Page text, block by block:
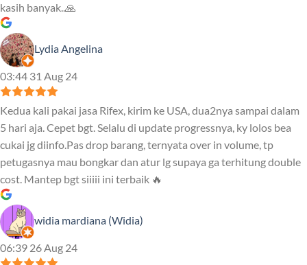
kasih banyak..🙏
Lydia Angelina
03:44 31 Aug 24
Kedua kali pakai jasa Rifex, kirim ke USA, dua2nya sampai dalam
5 hari aja. Cepet bgt. Selalu di update progressnya, ky lolos bea
cukai jg diinfo.Pas drop barang, ternyata over in volume, tp
petugasnya mau bongkar dan atur lg supaya ga terhitung double
cost. Mantep bgt siiiii ini terbaik 🔥
widia mardiana (Widia)
06:39 26 Aug 24